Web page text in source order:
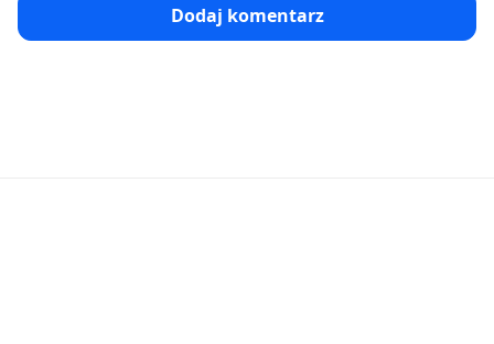
Dodaj komentarz